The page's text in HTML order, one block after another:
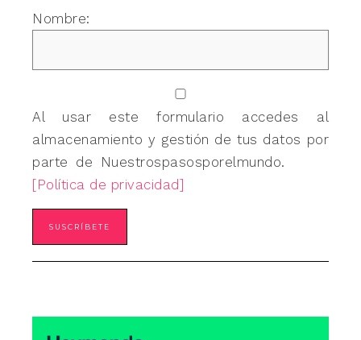
Nombre:
Al usar este formulario accedes al
almacenamiento y gestión de tus datos por
parte de Nuestrospasosporelmundo.
[Política de privacidad]